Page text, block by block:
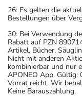
26: Es gelten die
Bestellungen über
30: Bei Verwendung
Rabatt auf PZN
Artikel, Bücher,
Nicht mit anderen
kombinierbar und nur
APONEO App. Gültig:
Vorrat reicht. Wir
Keine Barauszahlung.